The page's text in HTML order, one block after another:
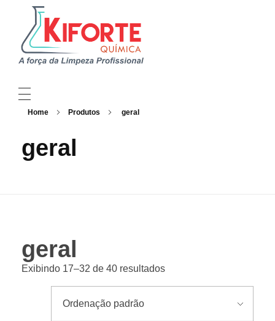
QUEM SOMOS
LINHAS DE PRODUTOS
SUSTENTABILIDADE
CATÁLOGO 2025
Home Produtos geral
geral
geral
Exibindo 17–32 de 40 resultados